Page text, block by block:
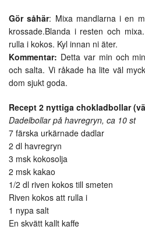
Gör såhär: Mixa mandlarna i en
krossade.Blanda i resten och
rulla i kokos. Kyl innan ni äter.
Kommentar: Detta var min och
och salta. Vi råkade ha lite väl
dom sjukt goda.
Recept 2 nyttiga chokladbollar
Dadelbollar på havregryn, ca 10 st
7 färska urkärnade dadlar
2 dl havregryn
3 msk kokosolja
2 msk kakao
1/2 dl riven kokos till smeten
Riven kokos att rulla i
1 nypa salt
En skvätt kallt kaffe